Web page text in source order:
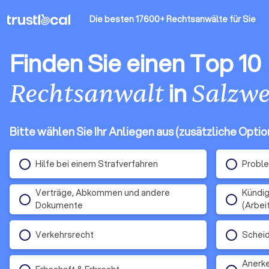
Die besten 17600+ Rechtsanwälte für Sie
Finden Sie einen Top 10
Rechtsanwaltin
Bitte wählen Sie Ihr Anliegen aus (zusätzliche
Hilfe bei einem Strafverfahren
Verträge, Abkommen und andere
Dokumente
Verkehrsrecht